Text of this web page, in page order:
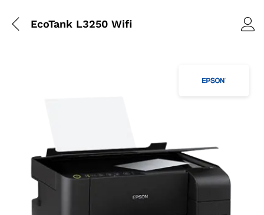
EcoTank L3250 Wifi